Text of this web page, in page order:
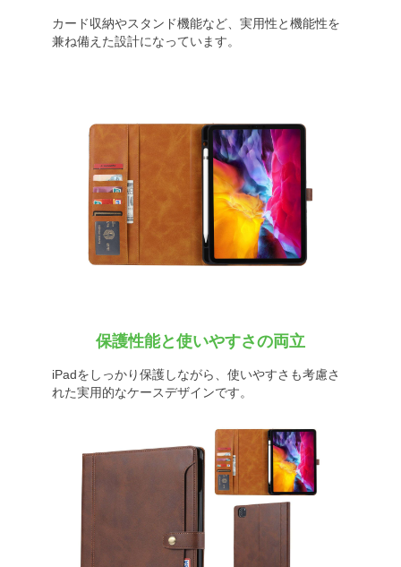
カード収納やスタンド機能など、実用性と機能性を
兼ね備えた設計になっています。
保護性能と使いやすさの両立
iPadをしっかり保護しながら、使いやすさも考慮さ
れた実用的なケースデザインです。